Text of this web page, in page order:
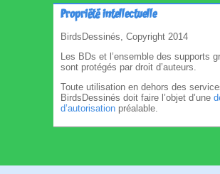
Propriété intellectuelle
BirdsDessinés, Copyright 2014
Les BDs et l’ensemble des supports
sont protégés par droit d’auteurs.
Toute utilisation en dehors des
BirdsDessinés doit faire l’objet d’une
d’autorisation préalable.